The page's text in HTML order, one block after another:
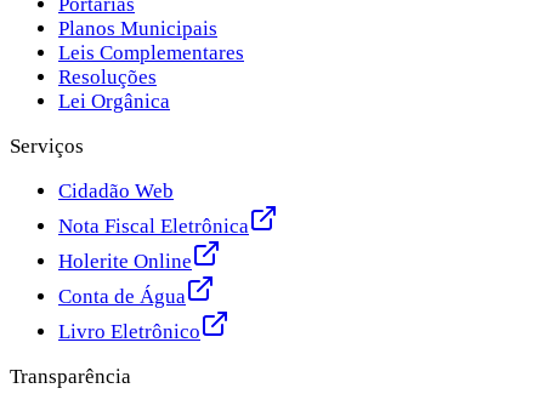
Planos Municipais
Leis Complementares
Resoluções
Lei Orgânica
Serviços
Cidadão Web
Nota Fiscal Eletrônica
Holerite Online
Conta de Água
Livro Eletrônico
Transparência